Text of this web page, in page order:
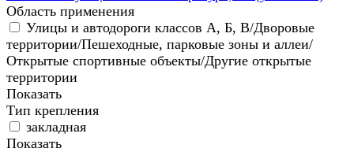
Область применения
Улицы и автодороги классов А, Б, В/Дворовые
территории/Пешеходные, парковые зоны и аллеи/
Открытые спортивные объекты/Другие открытые
территории
Показать
Тип крепления
закладная
Показать